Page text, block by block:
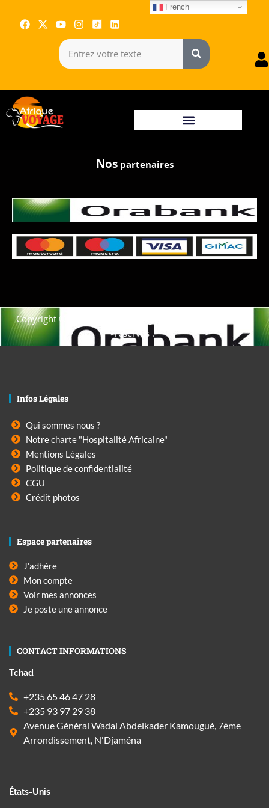
Nospartenaires
Copyright © 2021. Afrique-voyage-découverte tous droits
réservés .
Infos Légales
Qui sommes nous ?
Notre charte "Hospitalité Africaine"
Mentions Légales
Politique de confidentialité
CGU
Crédit photos
Espace partenaires
J'adhère
Mon compte
Voir mes annonces
Je poste une annonce
CONTACT INFORMATIONS
Tchad
+235 65 46 47 28
+235 93 97 29 38
Avenue Général Wadal Abdelkader Kamougué, 7ème
Arrondissement, N'Djaména
États-Unis
French